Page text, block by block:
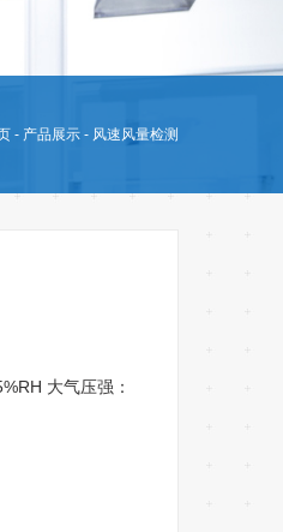
- 产品展示 - 风速风量检测
大气压强：